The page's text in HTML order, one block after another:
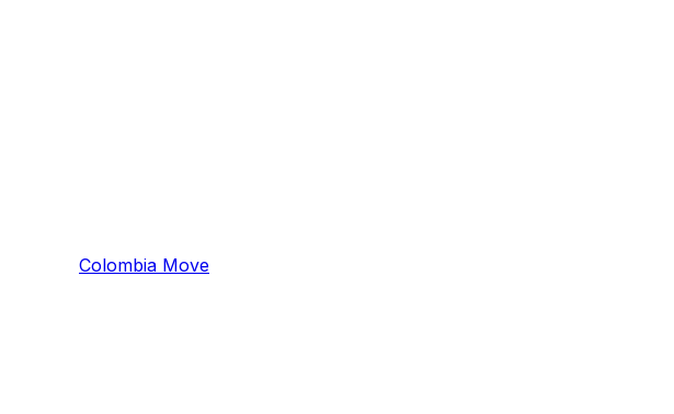
Colombia Move